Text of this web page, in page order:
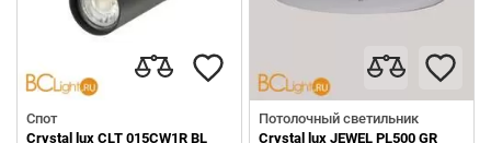
Спот
Crystal lux CLT 015CW1R BL
Потолочный светильник
Crystal lux JEWEL PL500 GR